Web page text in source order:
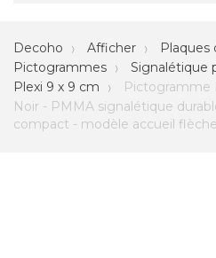
Decoho Afficher
Plaques
Pictogrammes
Signalétique
Plexi 9 x 9 cm
Pictogramme
Noir - PMMA signalétique
compact - modèle accueil